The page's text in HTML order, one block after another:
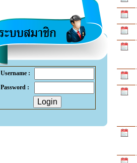
Username :
Password :